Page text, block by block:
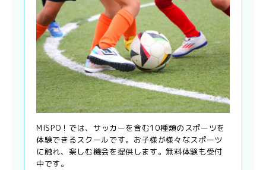
MISPO！では、サッカーを含む10種類のスポーツを
体験できるスクールです。お子様が様々なスポーツ
に触れ、楽しむ機会を提供します。無料体験も受付
中です。